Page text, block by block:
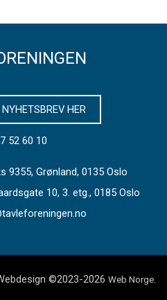
HER
52 60 10
Grønland, 0135 Oslo
10, 3. etg., 0185 Oslo
©2023-2026 Web Norge.